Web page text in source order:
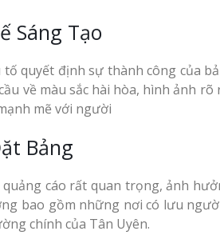
Sáng Tạo
tố quyết định sự thành công của
về màu sắc hài hòa, hình ảnh
mẽ với người
Bảng
cáo rất quan trọng, ảnh
bao gồm những nơi có lưu
chính của Tân Uyên.
hiệu gỗ vintage
Thuốc Nghệ An Chuẩn GPP
Làm Hộp Đèn Siêu